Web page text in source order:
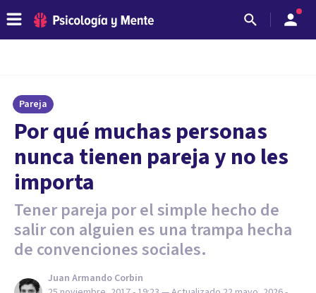
Pareja
Por qué muchas personas
nunca tienen pareja y no les
importa
Tener pareja por el simple hecho de
salir con alguien es una trampa hecha
de convenciones sociales.
Juan Armando Corbin